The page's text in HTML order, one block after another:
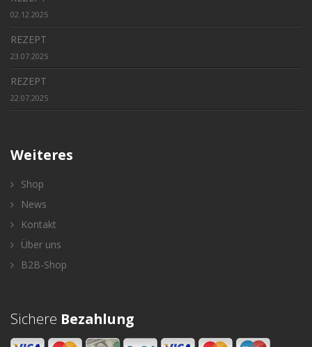
02.12.2025
REZEPT
23.07.2025
REZEPT
22.07.2025
Weiteres
Shop
News
Kontakt
Über uns
B2B-Shop
Sichere Bezahlung